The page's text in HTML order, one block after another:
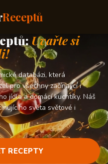
Receptů
Uvařte si
databázi, která
pro všechny začínající i
jídla a domácí kuchtíky. Náš
světa světové i
RECEPTY